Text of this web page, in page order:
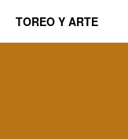
TOREO Y ARTE